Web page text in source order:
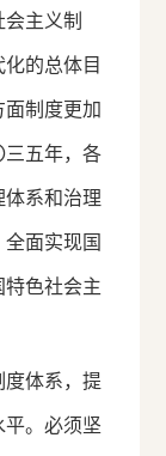
主义制
的总体目
制度更加
三五年，各
体系和治理
面实现国
特色社会主
体系，提
平。必须坚